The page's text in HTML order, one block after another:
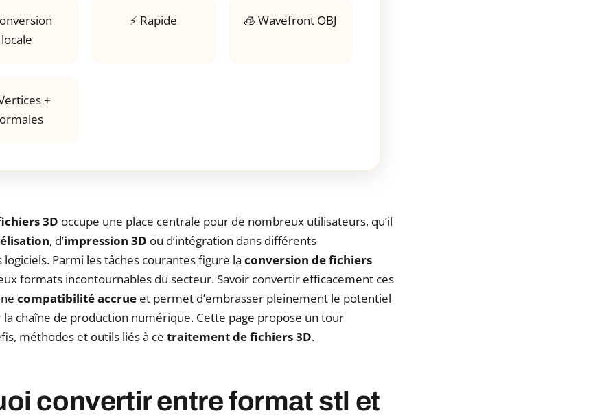
locale
⚡ Rapide 🧊 Wavefront OBJ
+
3D occupe une place centrale pour de nombreux utilisateurs, qu’il
, d’impression 3D ou d’intégration dans différents
Parmi les tâches courantes figure la conversion de fichiers
formats incontournables du secteur. Savoir convertir efficacement ces
compatibilité accrue et permet d’embrasser pleinement le potentiel
chaîne de production numérique. Cette page propose un tour
méthodes et outils liés à ce traitement de fichiers 3D.
convertir entre format stl et